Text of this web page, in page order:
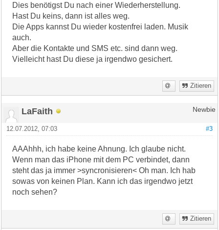
Dies benötigst Du nach einer Wiederherstellung.
Hast Du keins, dann ist alles weg.
Die Apps kannst Du wieder kostenfrei laden. Musik
auch.
Aber die Kontakte und SMS etc. sind dann weg.
Vielleicht hast Du diese ja irgendwo gesichert.
Zitieren
LaFaith Newbie
#3
12.07.2012, 07:03
AAAhhh, ich habe keine Ahnung. Ich glaube nicht.
Wenn man das iPhone mit dem PC verbindet, dann
steht das ja immer >syncronisieren< Oh man. Ich hab
sowas von keinen Plan. Kann ich das irgendwo jetzt
noch sehen?
Zitieren